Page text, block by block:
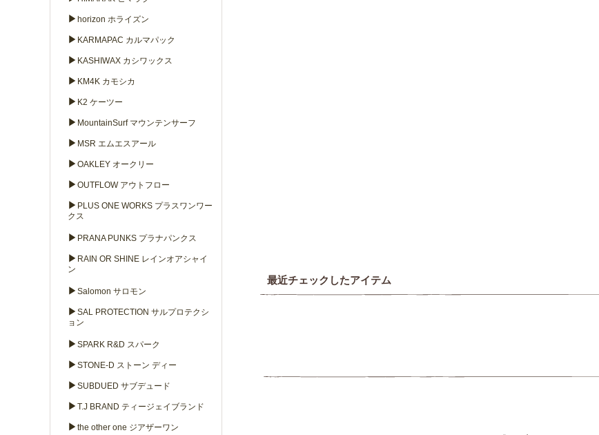
最近チェックしたアイテム
▶ horizon ホライズン
▶ KARMAPAC カルマパック
▶ KASHIWAX カシワックス
▶ KM4K カモシカ
▶ K2 ケーツー
▶ MountainSurf マウンテンサーフ
▶ MSR エムエスアール
▶ OAKLEY オークリー
▶ OUTFLOW アウトフロー
▶ PLUS ONE WORKS プラスワンワー
クス
▶ PRANA PUNKS プラナパンクス
▶ RAIN OR SHINE レインオアシャイ
ン
▶ Salomon サロモン
▶ SAL PROTECTION サルプロテクシ
ョン
▶ SPARK R&D スパーク
▶ STONE-D ストーン ディー
▶ SUBDUED サブデュード
▶ T.J BRAND ティージェイブランド
▶ the other one ジアザーワン